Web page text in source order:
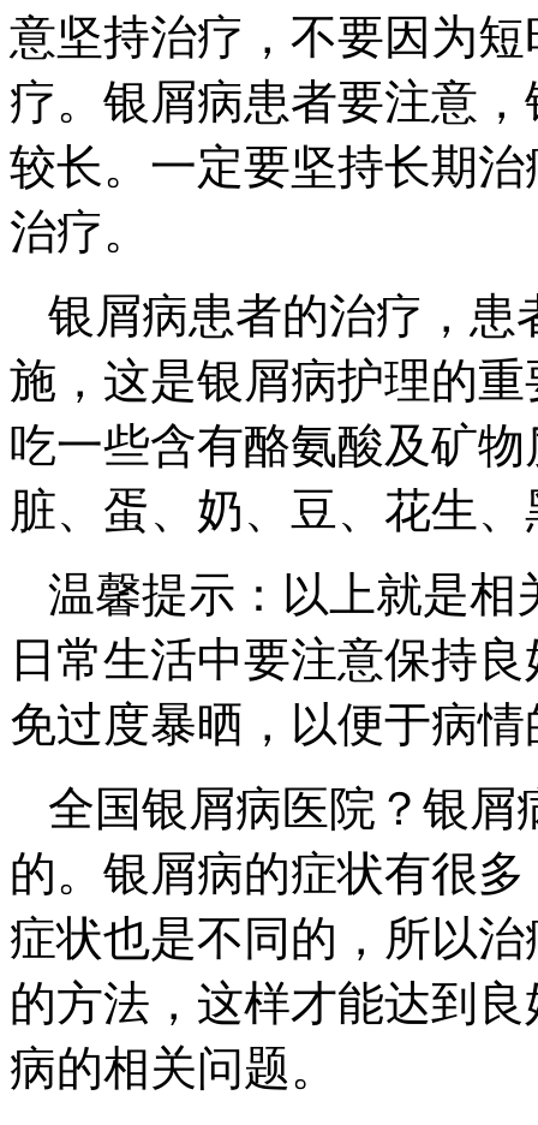
意坚持治疗，不要因为
疗。银屑病患者要注意
较长。一定要坚持长期
治疗。
银屑病患者的治疗，患
施，这是银屑病护理的
吃一些含有酪氨酸及矿
脏、蛋、奶、豆、花生
温馨提示：以上就是相
日常生活中要注意保持
免过度暴晒，以便于病
全国银屑病医院？银屑
的。银屑病的症状有很
症状也是不同的，所以
的方法，这样才能达到
病的相关问题。